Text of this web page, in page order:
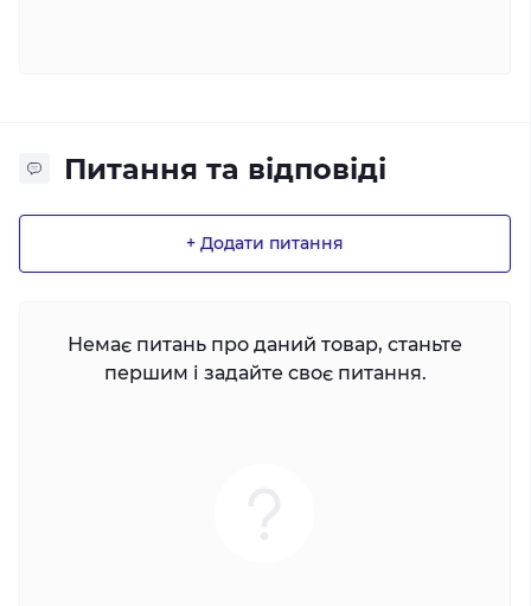
Питання та відповіді
+ Додати питання
Немає питань про даний товар, станьте
першим і задайте своє питання.